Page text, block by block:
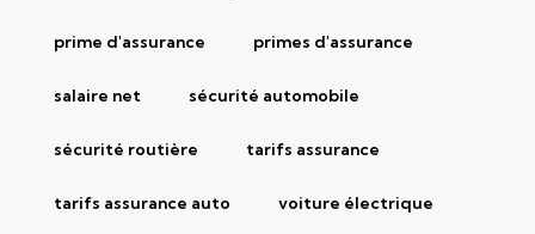
prime d'assurance primes d'assurance
salaire net sécurité automobile
sécurité routière tarifs assurance
tarifs assurance auto voiture électrique